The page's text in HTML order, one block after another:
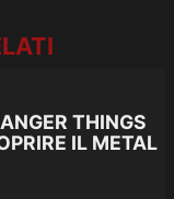
THINGS
IL METAL